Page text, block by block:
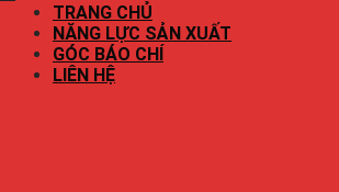
TRANG CHỦ
NĂNG LỰC SẢN XUẤT
GÓC BÁO CHÍ
LIÊN HỆ